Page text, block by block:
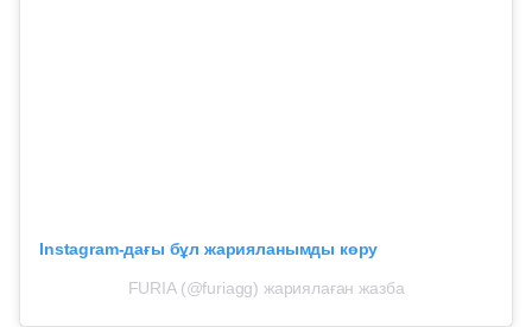
Instagram-дағы бұл жарияланымды көру
FURIA (@furiagg) жариялаған жазба